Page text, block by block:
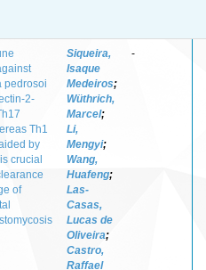
pedrosoi
2-
Th1
by
crucial
of
Siqueira,
Isaque
Medeiros;
Wüthrich,
Marcel;
Li,
Mengyi;
Wang,
Huafeng;
Las-
Casas,
Lucas de
Oliveira;
Castro,
Raffael
-